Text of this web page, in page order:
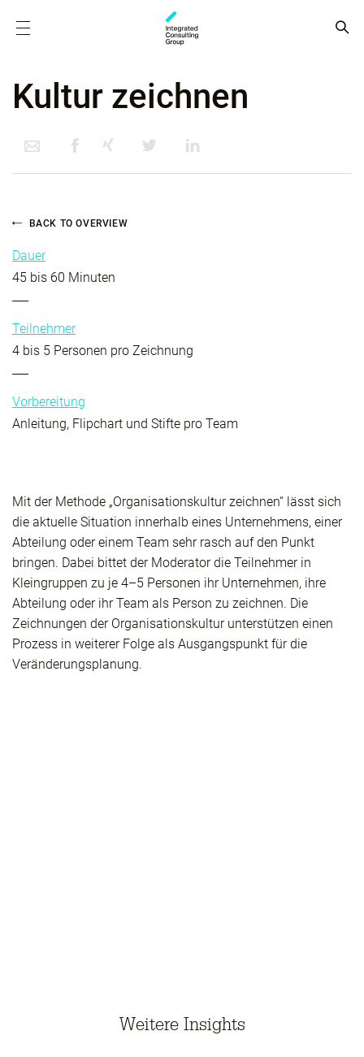
Kultur zeichnen
BACK TO OVERVIEW
Dauer
45 bis 60 Minuten
Teilnehmer
4 bis 5 Personen pro Zeichnung
Vorbereitung
Anleitung, Flipchart und Stifte pro Team
Mit der Methode „Organisationskultur zeichnen“ lässt sich
die aktuelle Situation innerhalb eines Unternehmens, einer
Abteilung oder einem Team sehr rasch auf den Punkt
bringen. Dabei bittet der Moderator die Teilnehmer in
Kleingruppen zu je 4–5 Personen ihr Unternehmen, ihre
Abteilung oder ihr Team als Person zu zeichnen. Die
Zeichnungen der Organisationskultur unterstützen einen
Prozess in weiterer Folge als Ausgangspunkt für die
Veränderungsplanung.
Weitere Insights